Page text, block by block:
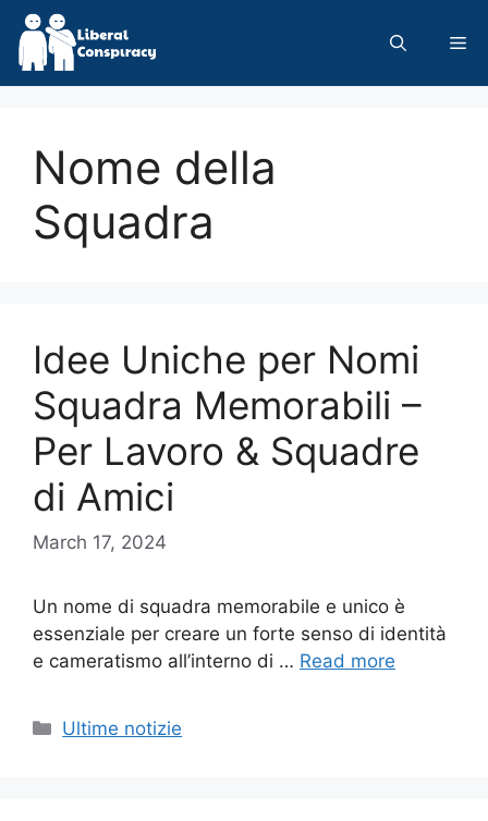
Skip
content
Nome della
Squadra
Idee Uniche per Nomi
Squadra Memorabili –
Per Lavoro & Squadre
di Amici
March 17, 2024
Un nome di squadra memorabile e unico è
essenziale per creare un forte senso di identità
e cameratismo all’interno di … Read more
Categories
Ultime notizie